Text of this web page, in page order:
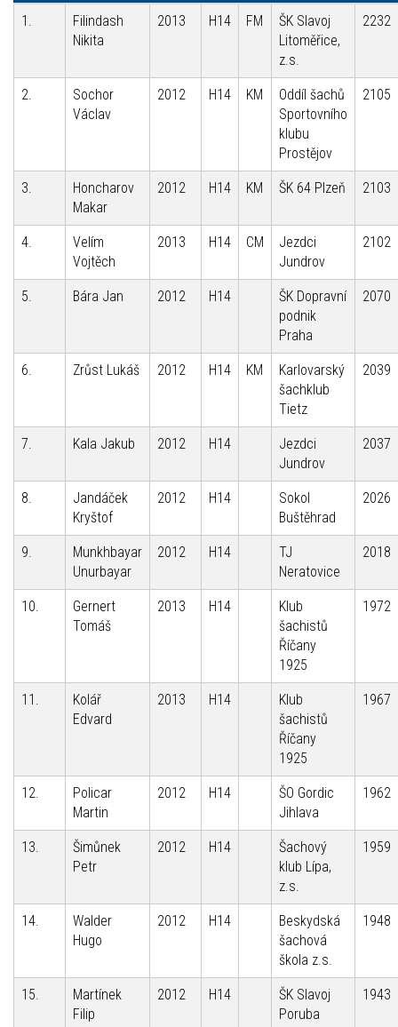
1.
Filindash
Nikita
2013 H14 FM
ŠK Slavoj
Litoměřice,
z.s.
2232
2.
Sochor
Václav
2012 H14 KM
Oddíl šachů
Sportovního
klubu
Prostějov
2105
3.
Honcharov
Makar
2012 H14 KM ŠK 64 Plzeň 2103
4.
Velím
Vojtěch
2013 H14 CM
Jezdci
Jundrov
2102
5. Bára Jan 2012 H14
ŠK Dopravní
podnik
Praha
2070
6. Zrůst Lukáš 2012 H14 KM
Karlovarský
šachklub
Tietz
2039
7. Kala Jakub 2012 H14
Jezdci
Jundrov
2037
8.
Jandáček
Kryštof
2012 H14
Sokol
Buštěhrad
2026
9.
Munkhbayar
Unurbayar
2012 H14
TJ
Neratovice
2018
10.
Gernert
Tomáš
2013 H14
Klub
šachistů
Říčany
1925
1972
11.
Kolář
Edvard
2013 H14
Klub
šachistů
Říčany
1925
1967
12.
Policar
Martin
2012 H14
ŠO Gordic
Jihlava
1962
13.
Šimůnek
Petr
2012 H14
Šachový
klub Lípa,
z.s.
1959
14.
Walder
Hugo
2012 H14
Beskydská
šachová
škola z.s.
1948
15.
Martínek
Filip
2012 H14
ŠK Slavoj
Poruba
1943